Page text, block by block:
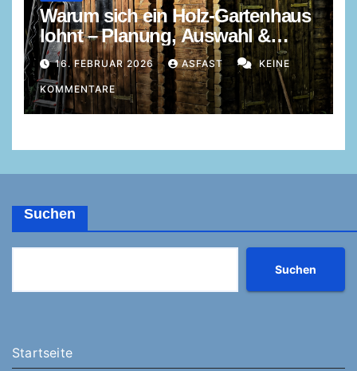
Warum sich ein Holz-Gartenhaus
lohnt – Planung, Auswahl &
Vorteile
16. FEBRUAR 2026 ASFAST KEINE
KOMMENTARE
Suchen
Suchen
Startseite